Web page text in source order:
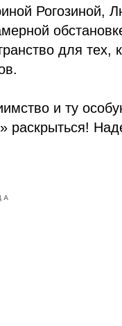
Рогозиной,
для тех,
и ту
раскрыться!